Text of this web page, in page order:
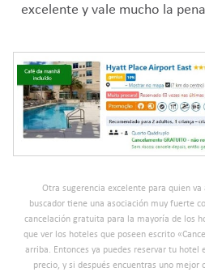
excelente y vale mucho la
Otra sugerencia excelente para quien
buscador tiene una asociación muy fuerte
cancelación gratuita para la mayoría de los
que ver los hoteles que poseen escrito
arriba. Entonces ya puedes reservar tu hotel
precio, y si después encuentras uno mejor